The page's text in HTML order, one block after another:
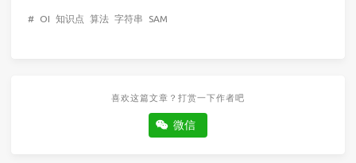
# OI 知识点 算法 字符串 SAM
喜欢这篇文章？打赏一下作者吧
微信